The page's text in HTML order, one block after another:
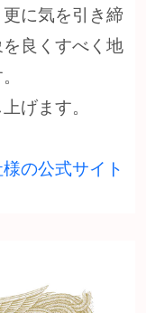
に気を引き締
良くすべく地
げます。
の公式サイト